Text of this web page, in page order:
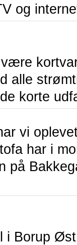
og
alle
korte
vi
har i
på
i Borup